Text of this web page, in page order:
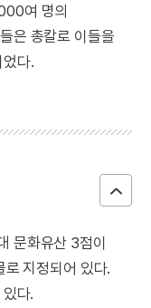
여 명의
은 총칼로 이들을
다.
문화유산 3점이
로 지정되어 있다.
다.